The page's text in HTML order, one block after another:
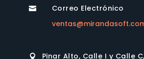

Correo Electrónico

Pinar Alto, Calle I y Calle